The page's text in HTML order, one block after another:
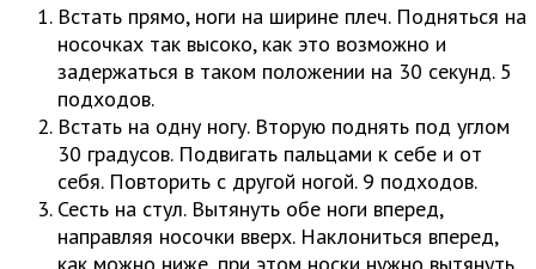
Встать прямо, ноги на ширине плеч. Подняться на
носочках так высоко, как это возможно и
задержаться в таком положении на 30 секунд. 5
подходов.
Встать на одну ногу. Вторую поднять под углом
30 градусов. Подвигать пальцами к себе и от
себя. Повторить с другой ногой. 9 подходов.
Сесть на стул. Вытянуть обе ноги вперед,
направляя носочки вверх. Наклониться вперед,
как можно ниже, при этом носки нужно вытянуть.